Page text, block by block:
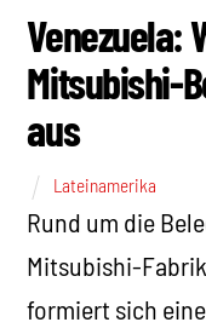
Venezuela:
Mitsubishi-
aus
Lateinamerika
Rund um die
Mitsubishi-
formiert sich